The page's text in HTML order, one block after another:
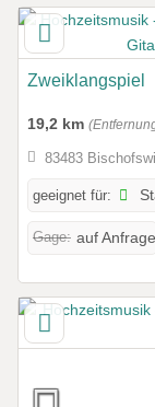
Zweiklangspiel
19,2 km
83483
geeignet für:
Gage: auf Anfrage